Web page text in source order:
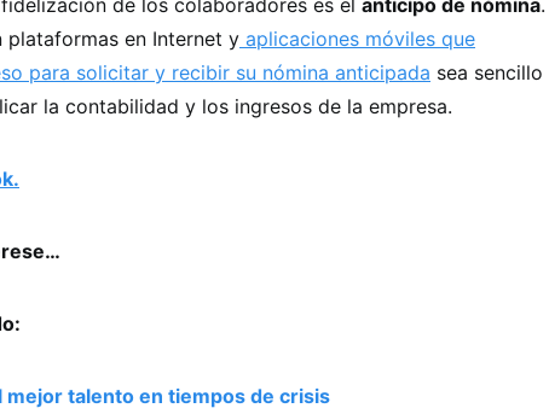
de los colaboradores es el anticipo de nómina.
plataformas en Internet y aplicaciones móviles que
para solicitar y recibir su nómina anticipada sea sencillo
la contabilidad y los ingresos de la empresa.
mejor talento en tiempos de crisis